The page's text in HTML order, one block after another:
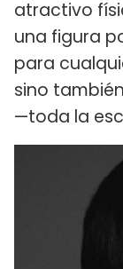
atractivo
una figura
para
sino
—toda la